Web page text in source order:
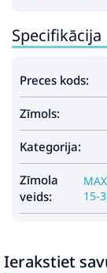
! Tomēr, ja
stiprināšanas
ar drošības
Specifikācija
Preces kods:
Zīmols:
Kategorija:
Zīmola
veids:
15-
Ierakstiet